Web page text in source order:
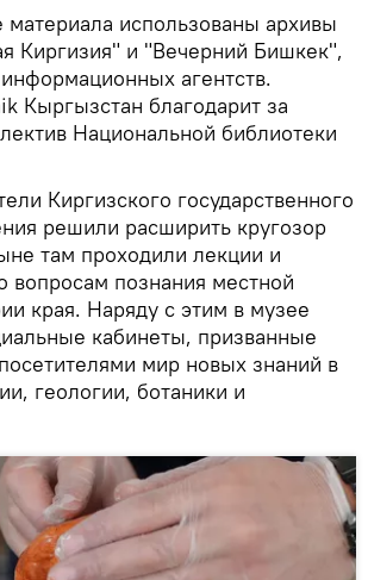
материала использованы архивы
Киргизия" и "Вечерний Бишкек",
агентств.
Кыргызстан благодарит за
Национальной библиотеки
Киргизского государственного
решили расширить кругозор
там проходили лекции и
вопросам познания местной
края. Наряду с этим в музее
кабинеты, призванные
мир новых знаний в
геологии, ботаники и